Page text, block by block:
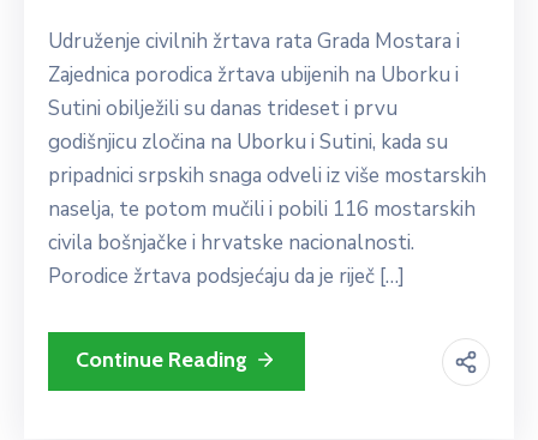
Udruženje civilnih žrtava rata Grada Mostara i
Zajednica porodica žrtava ubijenih na Uborku i
Sutini obilježili su danas trideset i prvu
godišnjicu zločina na Uborku i Sutini, kada su
pripadnici srpskih snaga odveli iz više mostarskih
naselja, te potom mučili i pobili 116 mostarskih
civila bošnjačke i hrvatske nacionalnosti.
Porodice žrtava podsjećaju da je riječ […]
Continue Reading